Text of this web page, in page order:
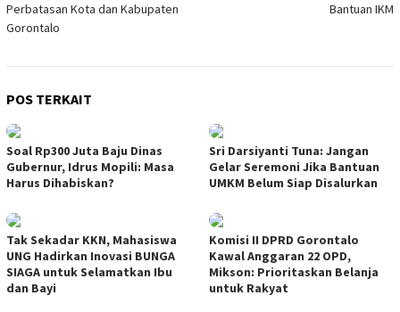
Perbatasan Kota dan Kabupaten
Gorontalo
Bantuan IKM
POS TERKAIT
Soal Rp300 Juta Baju Dinas
Gubernur, Idrus Mopili: Masa
Harus Dihabiskan?
Sri Darsiyanti Tuna: Jangan
Gelar Seremoni Jika Bantuan
UMKM Belum Siap Disalurkan
Tak Sekadar KKN, Mahasiswa
UNG Hadirkan Inovasi BUNGA
SIAGA untuk Selamatkan Ibu
dan Bayi
Komisi II DPRD Gorontalo
Kawal Anggaran 22 OPD,
Mikson: Prioritaskan Belanja
untuk Rakyat